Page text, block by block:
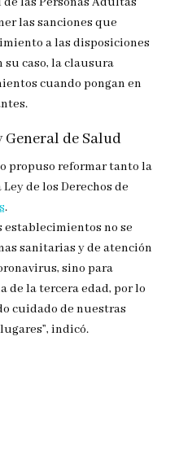
las sanciones que
a las disposiciones
su caso, la clausura
cuando pongan en
de Salud
propuso reformar tanto la
de los Derechos de
.
establecimientos no se
sanitarias y de atención
sino para
de la tercera edad, por lo
cuidado de nuestras
indicó.